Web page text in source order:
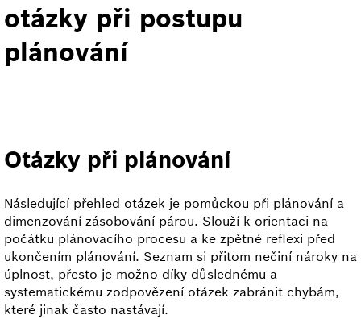
otázky při postupu
plánování
Otázky při plánování
Následující přehled otázek je pomůckou při plánování a
dimenzování zásobování párou. Slouží k orientaci na
počátku plánovacího procesu a ke zpětné reflexi před
ukončením plánování. Seznam si přitom nečiní nároky na
úplnost, přesto je možno díky důslednému a
systematickému zodpovězení otázek zabránit chybám,
které jinak často nastávají.